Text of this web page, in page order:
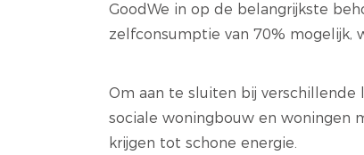
GoodWe in op de belangrijkste
zelfconsumptie van 70% mogelijk,
Om aan te sluiten bij
sociale woningbouw en woningen
krijgen tot schone energie.